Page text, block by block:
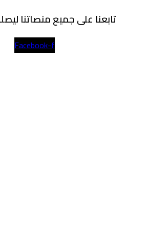
تابعنا على جميع منصاتنا
Facebook-f